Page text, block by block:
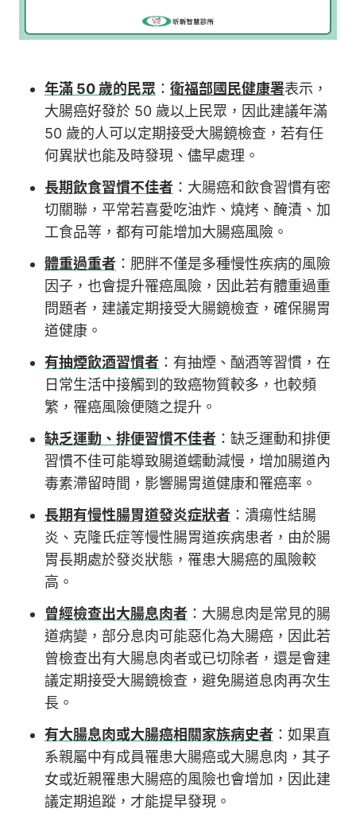
年滿 50 歲的民眾 ： 衛福部國民健康署表示，
大腸癌好發於 50 歲以上民眾，因此建議年滿
50 歲的人可以定期接受大腸鏡檢查，若有任
何異狀也能及時發現、儘早處理。
長期飲食習慣不佳者 ：大腸癌和飲食習慣有密
切關聯，平常若喜愛吃油炸、燒烤、醃漬、加
工食品等，都有可能增加大腸癌風險。
體重過重者 ：肥胖不僅是多種慢性疾病的風險
因子，也會提升罹癌風險，因此若有體重過重
問題者，建議定期接受大腸鏡檢查，確保腸胃
道健康。
有抽煙飲酒習慣者 ：有抽煙、酗酒等習慣，在
日常生活中接觸到的致癌物質較多，也較頻
繁，罹癌風險便隨之提升。
缺乏運動、排便習慣不佳者 ：缺乏運動和排便
習慣不佳可能導致腸道蠕動減慢，增加腸道內
毒素滯留時間，影響腸胃道健康和罹癌率。
長期有慢性腸胃道發炎症狀者 ：潰瘍性結腸
炎、克隆氏症等慢性腸胃道疾病患者，由於腸
胃長期處於發炎狀態，罹患大腸癌的風險較
高。
曾經檢查出大腸息肉者 ：大腸息肉是常見的腸
道病變，部分息肉可能惡化為大腸癌，因此若
曾檢查出有大腸息肉者或已切除者，還是會建
議定期接受大腸鏡檢查，避免腸道息肉再次生
長。
有大腸息肉或大腸癌相關家族病史者 ：如果直
系親屬中有成員罹患大腸癌或大腸息肉，其子
女或近親罹患大腸癌的風險也會增加，因此建
議定期追蹤，才能提早發現。